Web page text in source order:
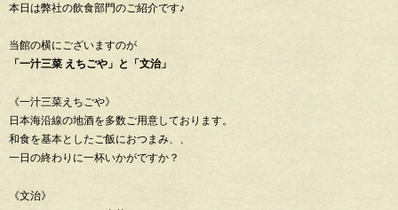
本日は弊社の飲食部門のご紹介です♪
当館の横にございますのが
「一汁三菜 えちごや」と「文治」
《一汁三菜えちごや》
日本海沿線の地酒を多数ご用意しております。
和食を基本としたご飯におつまみ、、
一日の終わりに一杯いかがですか？
《文治》